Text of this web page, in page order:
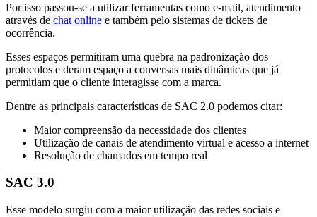
Por isso passou-se a utilizar ferramentas como e-mail, atendimento
através de chat online e também pelo sistemas de tickets de
ocorrência.
Esses espaços permitiram uma quebra na padronização dos
protocolos e deram espaço a conversas mais dinâmicas que já
permitiam que o cliente interagisse com a marca.
Dentre as principais características de SAC 2.0 podemos citar:
Maior compreensão da necessidade dos clientes
Utilização de canais de atendimento virtual e acesso a internet
Resolução de chamados em tempo real
SAC 3.0
Esse modelo surgiu com a maior utilização das redes sociais e